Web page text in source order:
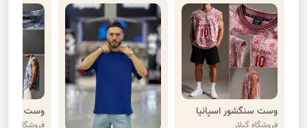
وست سنگشور اسپانیا
فروشگاه گیلار
وست
فروشگاه گیلار